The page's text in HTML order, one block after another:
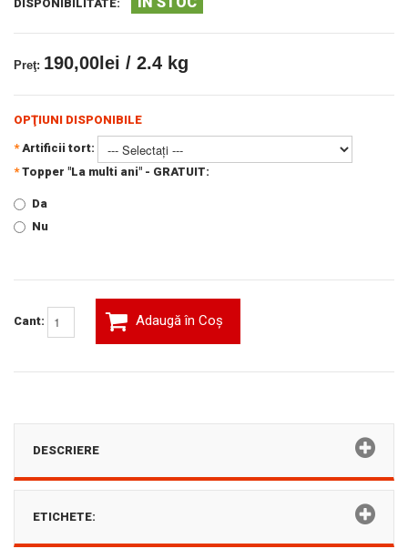
DISPONIBILITATE:
Preţ: 190,00lei / 2.4 kg
OPŢIUNI DISPONIBILE
* Artificii tort:
* Topper "La multi ani" - GRATUIT:
Da
Nu
Cant: Adaugă în Coş
DESCRIERE
ETICHETE: